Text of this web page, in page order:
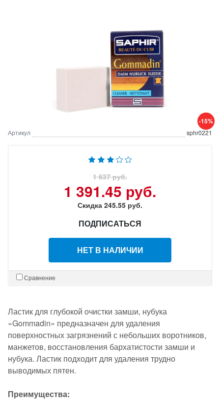
-15%
Артикул sphr0221
1 637 руб.
1 391.45 руб.
Скидка 245.55 руб.
ПОДПИСАТЬСЯ
НЕТ В НАЛИЧИИ
Сравнение
Ластик для глубокой очистки замши, нубука
«Gommadin» предназначен для удаления
поверхностных загрязнений с небольших воротников,
манжетов, восстановления бархатистости замши и
нубука. Ластик подходит для удаления трудно
выводимых пятен.
Преимущества: